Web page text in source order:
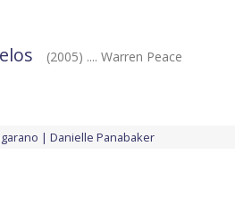
(2005) .... Warren Peace
Danielle Panabaker